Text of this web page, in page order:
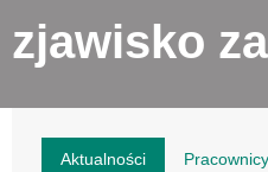
zjawisko
Aktualności Pracownicy